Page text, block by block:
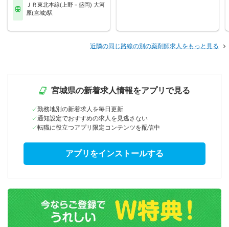
ＪＲ東北本線(上野－盛岡) 大河
原(宮城)駅
近隣の同じ路線の別の薬剤師求人をもっと見る
宮城県の新着求人情報をアプリで見る
勤務地別の新着求人を毎日更新
通知設定でおすすめの求人を見逃さない
転職に役立つアプリ限定コンテンツを配信中
アプリをインストールする